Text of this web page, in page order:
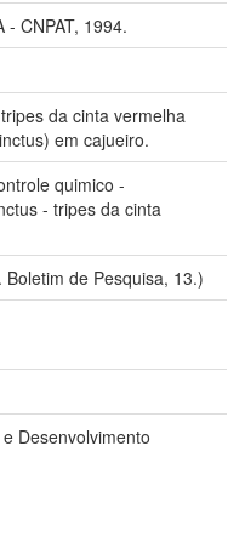
- CNPAT, 1994.
da cinta vermelha
em cajueiro.
quimico -
- tripes da cinta
Boletim de Pesquisa, 13.)
Desenvolvimento